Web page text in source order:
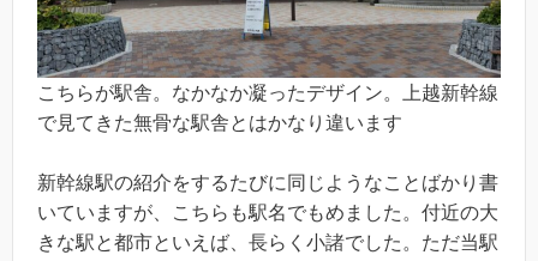
こちらが駅舎。なかなか凝ったデザイン。上越新幹線
で見てきた無骨な駅舎とはかなり違います
新幹線駅の紹介をするたびに同じようなことばかり書
いていますが、こちらも駅名でもめました。付近の大
きな駅と都市といえば、長らく小諸でした。ただ当駅